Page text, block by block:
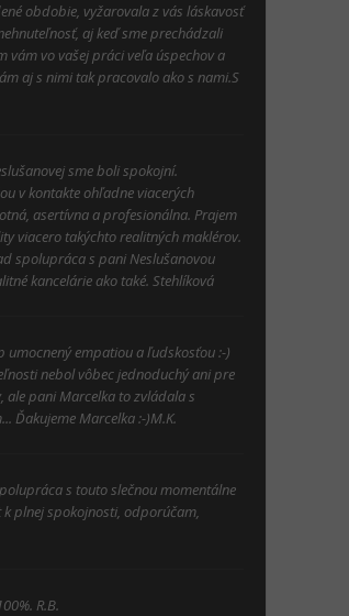
obdobie, vyžarovala z vás láskavosť
aj keď sme prechádzali
vám vo vašej práci veľa úspechov a
aj s nimi tak pracovalo ako s nami.S
sme boli spokojní.
v kontakte ohľadne viacerých
asertívna a profesionálna. Prajem
viacero takýchto realitných maklérov.
spolupráca s pani Neslušanovou
kancelárie ako také. Stehlíková
umocnený empatiou a ľudskosťou :-)
nebol vôbec jednoduchý ani pre
ale pani Marcelka to zvládala s
Ďakujeme Marcelka :-)M.K.
s touto slečnou momentálne
plnej spokojnosti, odporúčam,
R.B.